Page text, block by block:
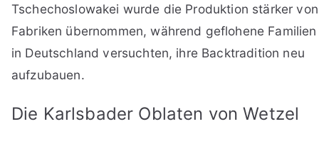
Tschechoslowakei wurde die Produktion stärker von
Fabriken übernommen, während geflohene Familien
in Deutschland versuchten, ihre Backtradition neu
aufzubauen.
Die Karlsbader Oblaten von Wetzel